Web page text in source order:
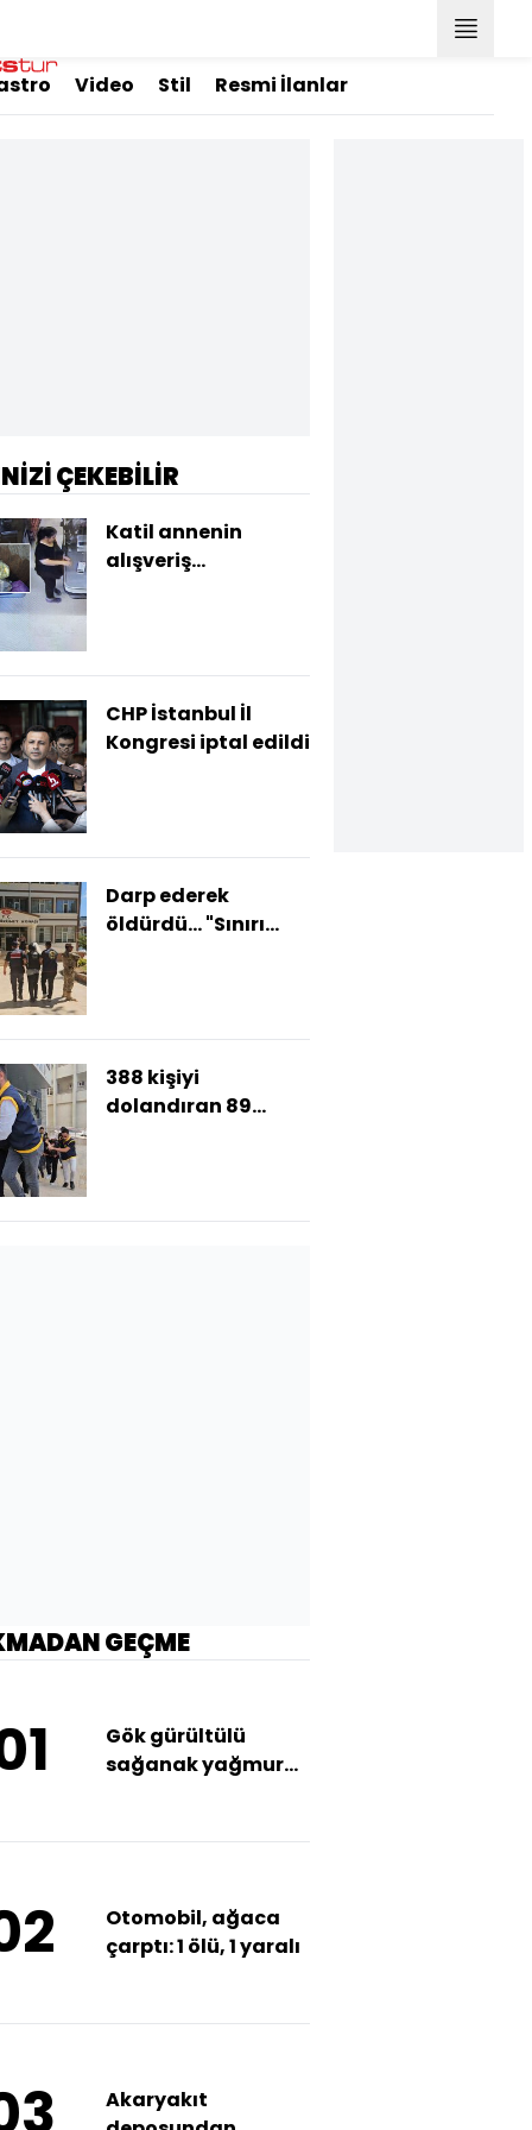
Video Stil Resmi İlanlar
ÇEKEBİLİR
Katil annenin
alışveriş
CHP İstanbul İl
Kongresi iptal edildi
Darp ederek
öldürdü... "Sınırı
388 kişiyi
dolandıran 89
GEÇME
Gök gürültülü
sağanak yağmur
Otomobil, ağaca
çarptı: 1 ölü, 1 yaralı
Akaryakıt